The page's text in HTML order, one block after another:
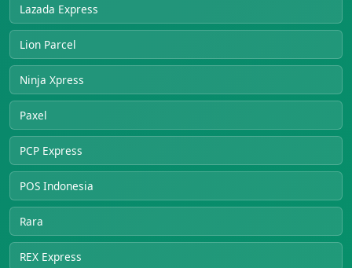
Lazada Express
Lion Parcel
Ninja Xpress
Paxel
PCP Express
POS Indonesia
Rara
REX Express